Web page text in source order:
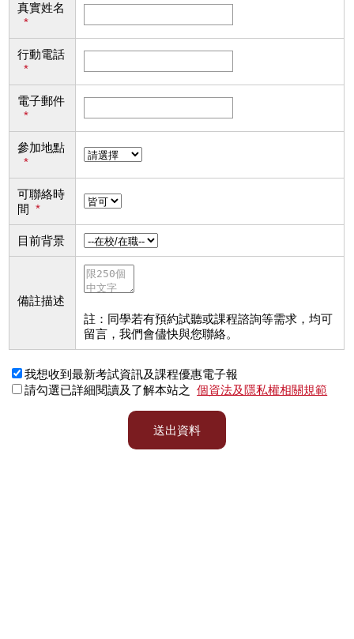
真實姓名
*
行動電話
*
電子郵件
*
參加地點
*
可聯絡時
間 *
目前背景
備註描述
註：同學若有預約試聽或課程諮詢等需求，均可
留言，我們會儘快與您聯絡。
我想收到最新考試資訊及課程優惠電子報
請勾選已詳細閱讀及了解本站之
個資法及隱私權相關規範
送出資料